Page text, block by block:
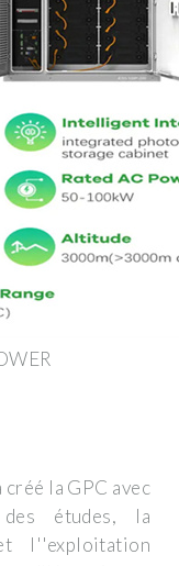
créé la GPC avec
études, la
l''exploitation